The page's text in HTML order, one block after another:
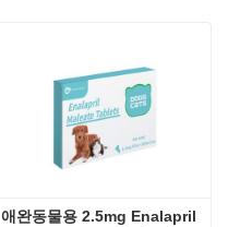
애완동물용 2.5mg Enalapril